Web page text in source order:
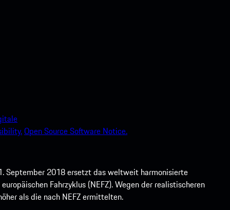
Open Source Software Notice.
September 2018 ersetzt das weltweit harmonisierte
Fahrzyklus (NEFZ). Wegen der realistischeren
als die nach NEFZ ermittelten.